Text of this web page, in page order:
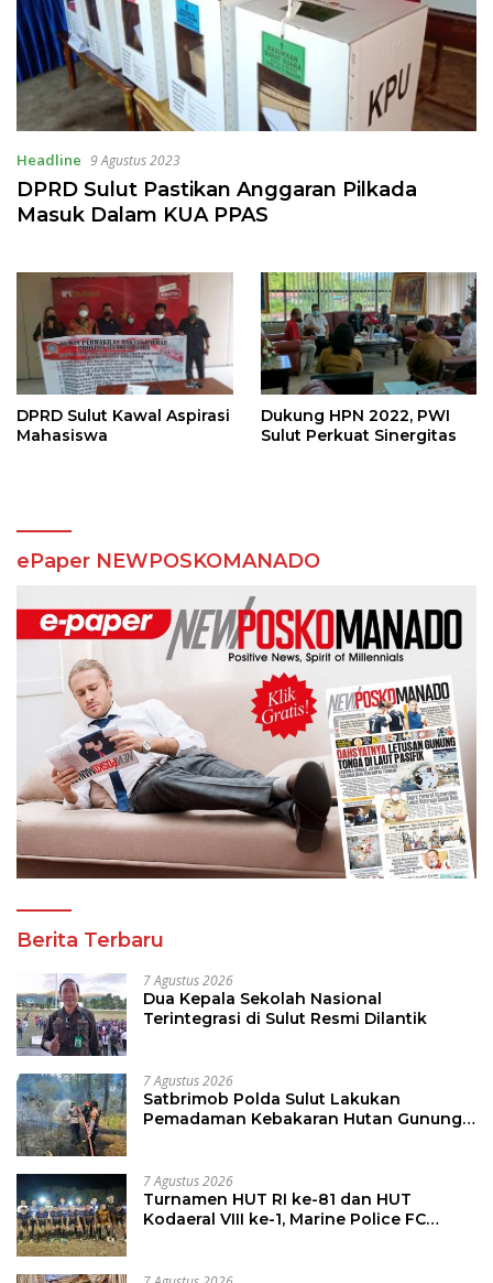
Headline 9 Agustus 2023
DPRD Sulut Pastikan Anggaran Pilkada
Masuk Dalam KUA PPAS
DPRD Sulut Kawal Aspirasi
Mahasiswa
Dukung HPN 2022, PWI
Sulut Perkuat Sinergitas
ePaper NEWPOSKOMANADO
Berita Terbaru
7 Agustus 2026
Dua Kepala Sekolah Nasional
Terintegrasi di Sulut Resmi Dilantik
7 Agustus 2026
Satbrimob Polda Sulut Lakukan
Pemadaman Kebakaran Hutan Gunung
7 Agustus 2026
Turnamen HUT RI ke-81 dan HUT
Kodaeral VIII ke-1, Marine Police FC